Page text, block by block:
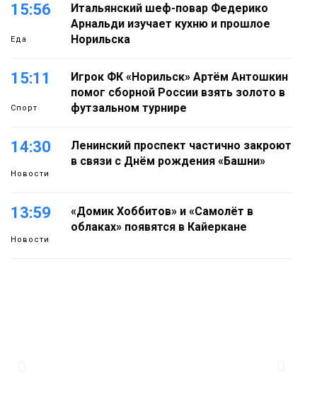
15:56
Еда
Итальянский шеф-повар Федерико
Арнальди изучает кухню и прошлое
Норильска
15:11
Спорт
Игрок ФК «Норильск» Артём Антошкин
помог сборной России взять золото в
футзальном турнире
14:30
Новости
Ленинский проспект частично закроют
в связи с Днём рождения «Башни»
13:59
Новости
«Домик Хоббитов» и «Самолёт в
облаках» появятся в Кайеркане